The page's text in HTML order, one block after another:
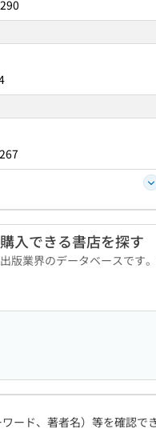
入できる書店を探す
版業界のデータベースです
ード、著者名）等を確認でき